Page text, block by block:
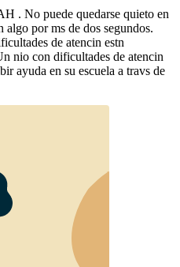
. No puede quedarse quieto en
algo por ms de dos segundos.
de atencin estn
nio con dificultades de atencin
ayuda en su escuela a travs de